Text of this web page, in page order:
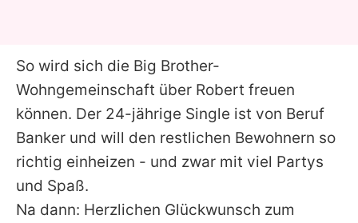
So wird sich die Big Brother-
Wohngemeinschaft über Robert freuen
können. Der 24-jährige Single ist von Beruf
Banker und will den restlichen Bewohnern so
richtig einheizen - und zwar mit viel Partys
und Spaß.
Na dann: Herzlichen Glückwunsch zum